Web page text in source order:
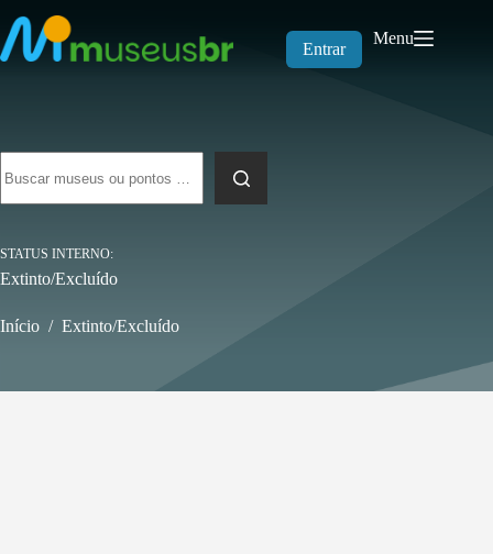
para
o
conteúdo
Entrar
Menu
resultados
STATUS INTERNO
Extinto/Excluído
Início / Extinto/Excluído